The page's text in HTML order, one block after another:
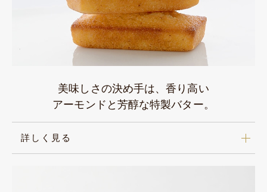
美味しさの決め手は、香り高い
アーモンドと芳醇な特製バター。
詳しく見る